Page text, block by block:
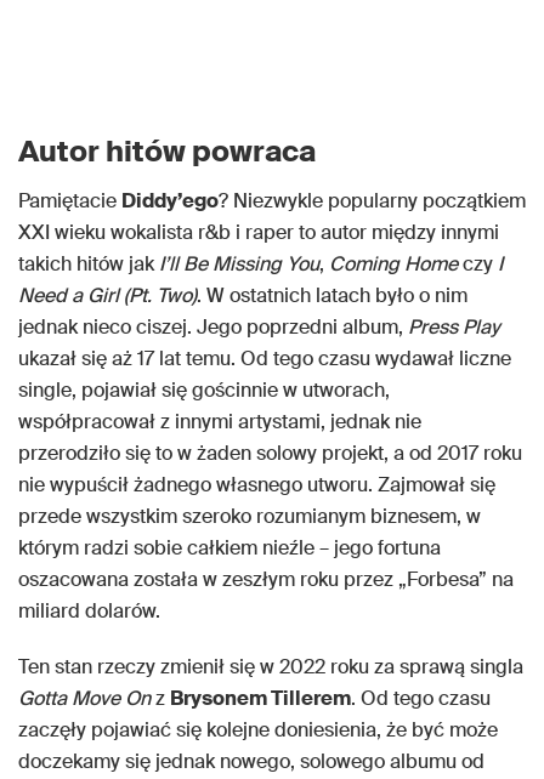
Autor hitów powraca
Pamiętacie Diddy’ego? Niezwykle popularny początkiem
XXI wieku wokalista r&b i raper to autor między innymi
takich hitów jakI’ll Be Missing You, Coming Homeczy I
Need a Girl (Pt. Two). W ostatnich latach było o nim
jednak nieco ciszej. Jego poprzedni album, Press Play
ukazał się aż 17 lat temu. Od tego czasu wydawał liczne
single, pojawiał się gościnnie w utworach,
współpracował z innymi artystami, jednak nie
przerodziło się to w żaden solowy projekt, a od 2017 roku
nie wypuścił żadnego własnego utworu. Zajmował się
przede wszystkim szeroko rozumianym biznesem, w
którym radzi sobie całkiem nieźle – jego fortuna
oszacowana została w zeszłym roku przez „Forbesa” na
miliard dolarów.
Ten stan rzeczy zmienił się w 2022 roku za sprawą singla
Gotta Move Onz Brysonem Tillerem. Od tego czasu
zaczęły pojawiać się kolejne doniesienia, że być może
doczekamy się jednak nowego, solowego albumu od